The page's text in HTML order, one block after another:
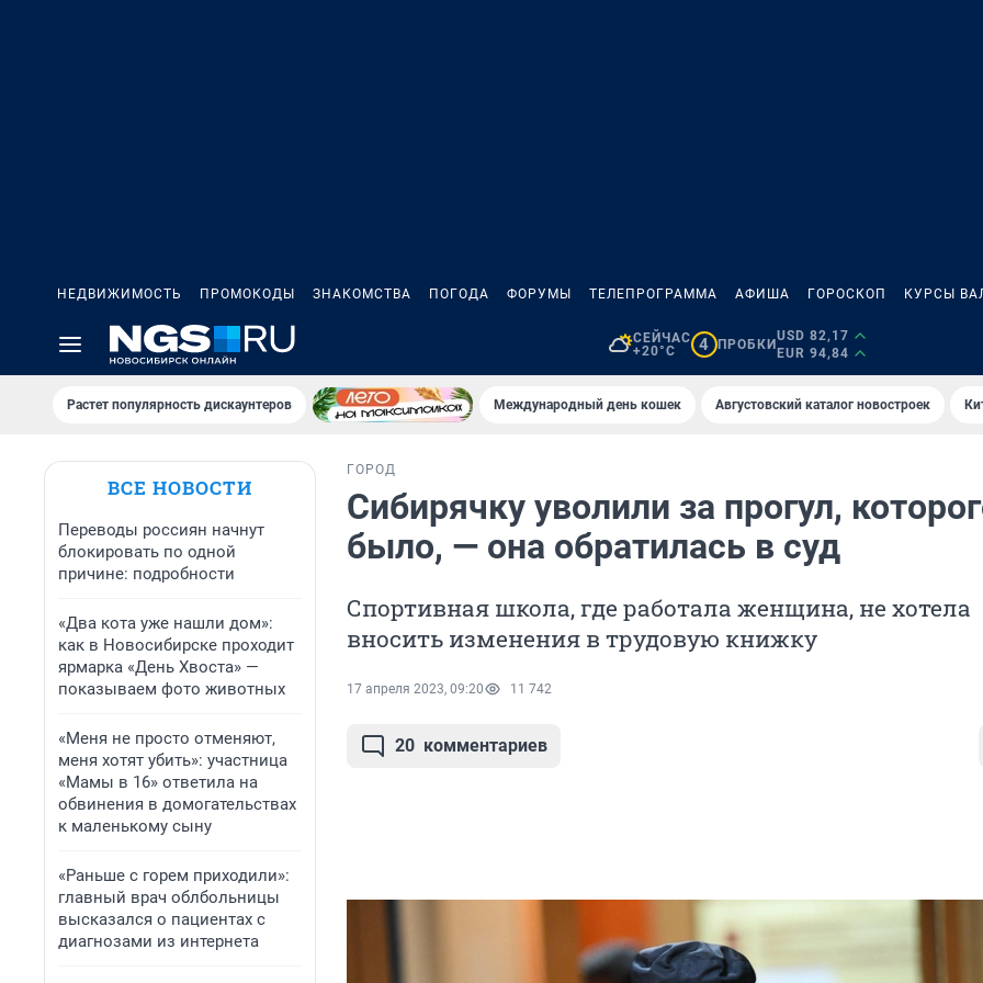
НЕДВИЖИМОСТЬ ПРОМОКОДЫ ЗНАКОМСТВА ПОГОДА ФОРУМЫ ТЕЛЕПРОГРАММА АФИША ГОРОСКОП КУРСЫ
СЕЙЧАС
+20°C
4 ПРОБКИ
USD 82,17
EUR 94,84
Растет популярность дискаунтеров Международный день кошек Августовский каталог новостроек
ВСЕ НОВОСТИ
Переводы россиян начнут
блокировать по одной
причине: подробности
«Два кота уже нашли дом»:
как в Новосибирске проходит
ярмарка «День Хвоста» —
показываем фото животных
«Меня не просто отменяют,
меня хотят убить»: участница
«Мамы в 16» ответила на
обвинения в домогательствах
к маленькому сыну
«Раньше с горем приходили»:
главный врач облбольницы
высказался о пациентах с
диагнозами из интернета
ГОРОД
Сибирячку уволили за прогул,
было, — она обратилась в суд
Спортивная школа, где работала женщина, не хотела
вносить изменения в трудовую книжку
17 апреля 2023, 09:20 11 742
20 комментариев